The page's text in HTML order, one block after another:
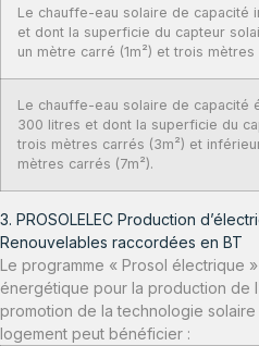
Le chauffe-eau solaire de capacité
et dont la superficie du capteur
un mètre carré (1m²) et trois mètres
Le chauffe-eau solaire de capacité
300 litres et dont la superficie du
trois mètres carrés (3m²) et
mètres carrés (7m²).
3. PROSOLELEC Production
Renouvelables raccordées en BT
Le programme « Prosol électrique
énergétique pour la production de
promotion de la technologie
logement peut bénéficier :